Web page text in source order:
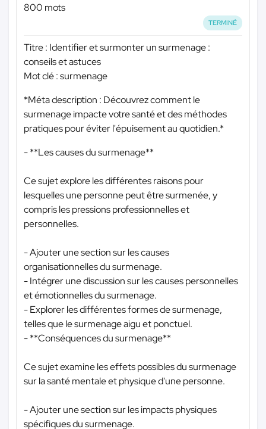
800 mots
TERMINÉ
Titre : Identifier et surmonter un surmenage :
conseils et astuces
Mot clé : surmenage
*Méta description : Découvrez comment le
surmenage impacte votre santé et des méthodes
pratiques pour éviter l'épuisement au quotidien.*
- **Les causes du surmenage**
Ce sujet explore les différentes raisons pour
lesquelles une personne peut être surmenée, y
compris les pressions professionnelles et
personnelles.
- Ajouter une section sur les causes
organisationnelles du surmenage.
- Intégrer une discussion sur les causes personnelles
et émotionnelles du surmenage.
- Explorer les différentes formes de surmenage,
telles que le surmenage aigu et ponctuel.
- **Conséquences du surmenage**
Ce sujet examine les effets possibles du surmenage
sur la santé mentale et physique d'une personne.
- Ajouter une section sur les impacts physiques
spécifiques du surmenage.